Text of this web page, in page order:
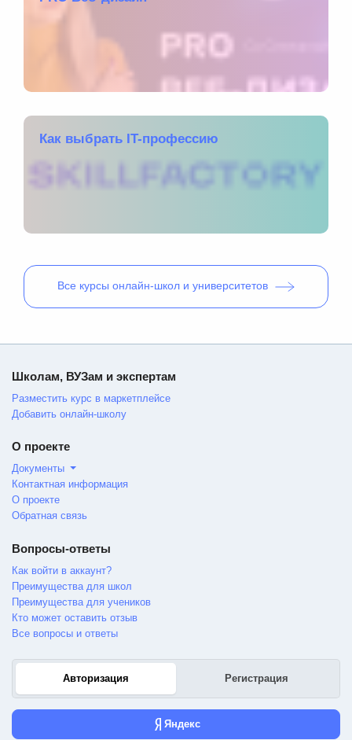
Как выбрать IT-профессию
Все курсы онлайн-школ и университетов
Школам, ВУЗам и экспертам
Разместить курс в маркетплейсе
Добавить онлайн-школу
О проекте
Документы
Контактная информация
О проекте
Обратная связь
Вопросы-ответы
Как войти в аккаунт?
Преимущества для школ
Преимущества для учеников
Кто может оставить отзыв
Все вопросы и ответы
Авторизация Регистрация
Яндекс